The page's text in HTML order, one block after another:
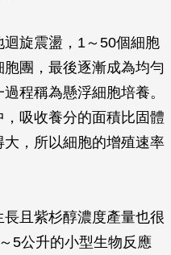
旋震盪，1～50個細胞
團，最後逐漸成為均勻
程稱為懸浮細胞培養。
吸收養分的面積比固體
，所以細胞的增殖速率
且紫杉醇濃度產量也很
5公升的小型生物反應